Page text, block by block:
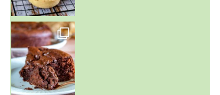
~ GÂTEAU FONDANT CHOCO NOISETTE ~
C'est lundi